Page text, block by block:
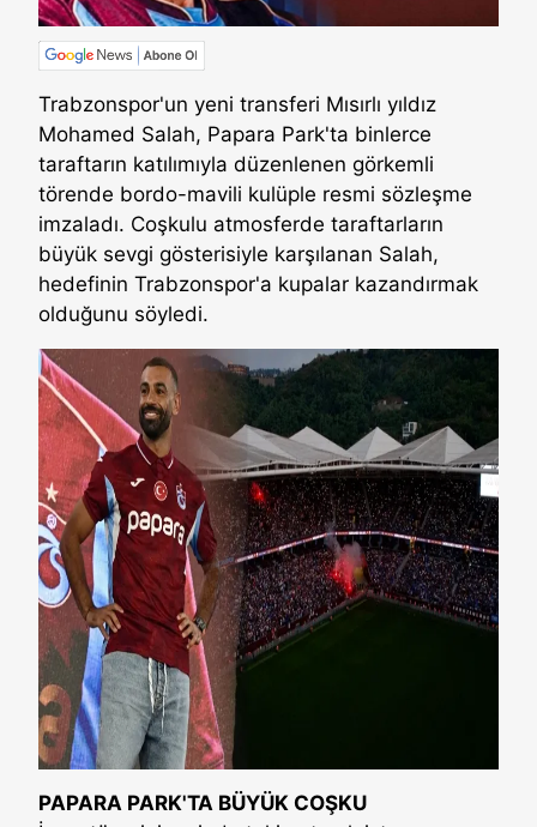
Trabzonspor'un yeni transferi Mısırlı yıldız
Mohamed Salah, Papara Park'ta binlerce
taraftarın katılımıyla düzenlenen görkemli
törende bordo-mavili kulüple resmi sözleşme
imzaladı. Coşkulu atmosferde taraftarların
büyük sevgi gösterisiyle karşılanan Salah,
hedefinin Trabzonspor'a kupalar kazandırmak
olduğunu söyledi.
PAPARA PARK'TA BÜYÜK COŞKU